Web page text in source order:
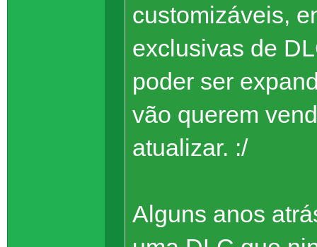
customizáveis,
exclusivas de
poder ser
vão querem
atualizar. :/
Alguns anos